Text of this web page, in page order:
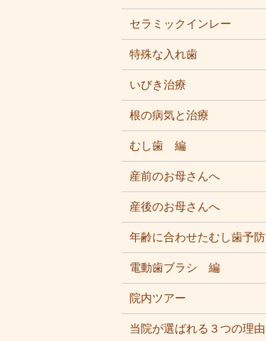
セラミックインレー
特殊な入れ歯
いびき治療
根の病気と治療
むし歯 編
産前のお母さんへ
産後のお母さんへ
年齢に合わせたむし歯予防
電動歯ブラシ 編
院内ツアー
当院が選ばれる３つの理由